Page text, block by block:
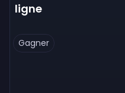
ligne
Gagner